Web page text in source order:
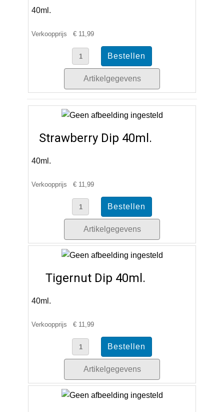
40ml.
Verkoopprijs € 11,99
Artikelgegevens
Strawberry Dip 40ml.
40ml.
Verkoopprijs € 11,99
Artikelgegevens
Tigernut Dip 40ml.
40ml.
Verkoopprijs € 11,99
Artikelgegevens